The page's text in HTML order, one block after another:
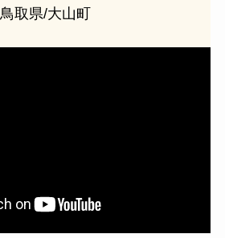
鳥取県/大山町